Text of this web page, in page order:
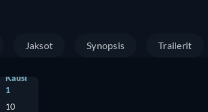
Jaksot Synopsis Trailerit
Kausi
1
10